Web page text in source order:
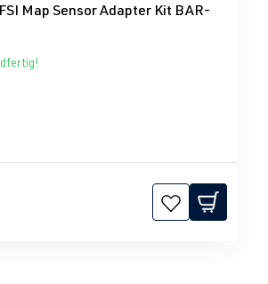
Map Sensor Adapter Kit BAR-